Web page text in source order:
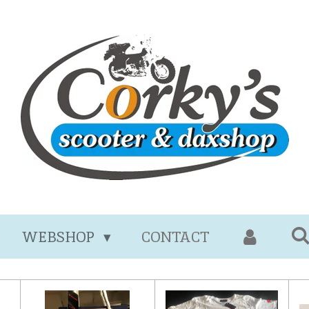
WEBSHOP CONTACT